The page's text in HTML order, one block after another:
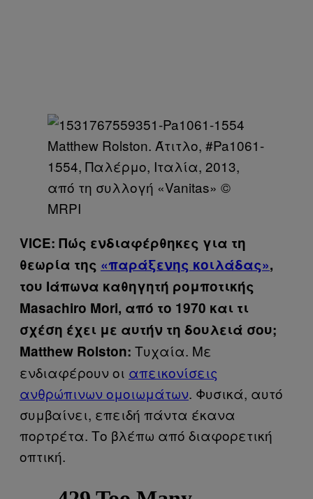
Matthew Rolston. Άτιτλο, #Pa1061-
1554, Παλέρμο, Ιταλία, 2013,
από τη συλλογή «Vanitas» ©
MRPI
VICE: Πώς ενδιαφέρθηκες για τη
θεωρία της «παράξενης κοιλάδας»,
του Ιάπωνα καθηγητή ρομποτικής
Masachiro Mori, από το 1970 και τι
σχέση έχει με αυτήν τη δουλειά σου;
Matthew Rolston: Τυχαία. Με
ενδιαφέρουν οι απεικονίσεις
ανθρώπινων ομοιωμάτων. Φυσικά, αυτό
συμβαίνει, επειδή πάντα έκανα
πορτρέτα. Το βλέπω από διαφορετική
οπτική.